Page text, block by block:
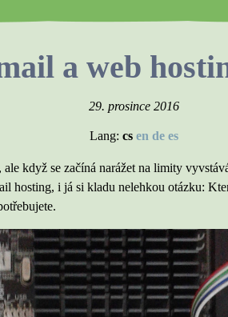
a web
29. prosince 2016
Lang: cs en de es
když se začíná narážet na limity
hosting, i já si kladu nelehkou otázku: